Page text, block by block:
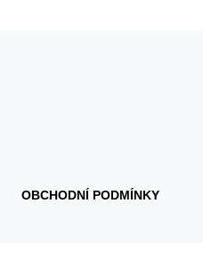
OBCHODNÍ PODMÍNKY